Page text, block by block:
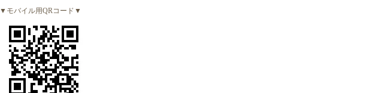
▼モバイル用QRコード▼